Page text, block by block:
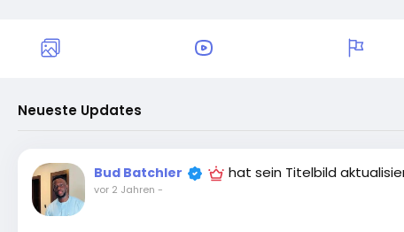
Neueste Updates
Bud Batchler hat sein Titelbild
vor 2 Jahren -